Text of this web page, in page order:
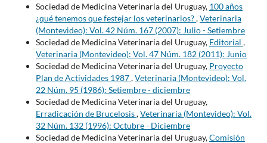
Sociedad de Medicina Veterinaria del Uruguay, 100 años
¿qué tenemos que festejar los veterinarios?,Veterinaria
(Montevideo): Vol. 42 Núm. 167 (2007): Julio - Setiembre
Sociedad de Medicina Veterinaria del Uruguay, Editorial ,
Veterinaria (Montevideo): Vol. 47 Núm. 182 (2011): Junio
Sociedad de Medicina Veterinaria del Uruguay, Proyecto
Plan de Actividades 1987,Veterinaria (Montevideo): Vol.
22 Núm. 95 (1986): Setiembre - diciembre
Sociedad de Medicina Veterinaria del Uruguay,
Erradicación de Brucelosis,Veterinaria (Montevideo): Vol.
32 Núm. 132 (1996): Octubre - Diciembre
Sociedad de Medicina Veterinaria del Uruguay,Comisión